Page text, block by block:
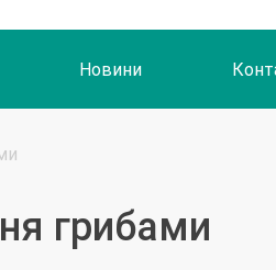
Новини
грибами